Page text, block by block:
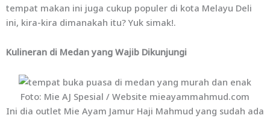
tempat makan ini juga cukup populer di kota Melayu Deli
ini, kira-kira dimanakah itu? Yuk simak!.
Kulineran di Medan yang Wajib Dikunjungi
Foto: Mie AJ Spesial / Website mieayammahmud.com
Ini dia outlet Mie Ayam Jamur Haji Mahmud yang sudah ada